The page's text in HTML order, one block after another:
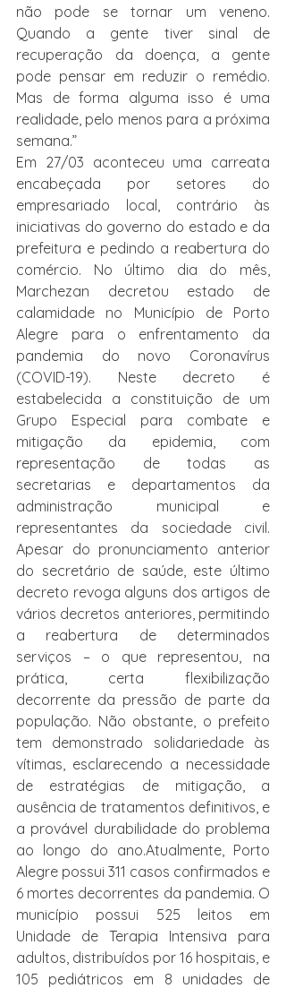
não pode se tornar um veneno.
Quando a gente tiver sinal de
recuperação da doença, a gente
pode pensar em reduzir o remédio.
Mas de forma alguma isso é uma
realidade, pelo menos para a próxima
semana.”
Em 27/03 aconteceu uma carreata
encabeçada por setores do
empresariado local, contrário às
iniciativas do governo do estado e da
prefeitura e pedindo a reabertura do
comércio. No último dia do mês,
Marchezan decretou estado de
calamidade no Município de Porto
Alegre para o enfrentamento da
pandemia do novo Coronavírus
(COVID-19). Neste decreto é
estabelecida a constituição de um
Grupo Especial para combate e
mitigação da epidemia, com
representação de todas as
secretarias e departamentos da
administração municipal e
representantes da sociedade civil.
Apesar do pronunciamento anterior
do secretário de saúde, este último
decreto revoga alguns dos artigos de
vários decretos anteriores, permitindo
a reabertura de determinados
serviços – o que representou, na
prática, certa flexibilização
decorrente da pressão de parte da
população. Não obstante, o prefeito
tem demonstrado solidariedade às
vítimas, esclarecendo a necessidade
de estratégias de mitigação, a
ausência de tratamentos definitivos, e
a provável durabilidade do problema
ao longo do ano.Atualmente, Porto
Alegre possui 311 casos confirmados e
6 mortes decorrentes da pandemia. O
município possui 525 leitos em
Unidade de Terapia Intensiva para
adultos, distribuídos por 16 hospitais, e
105 pediátricos em 8 unidades de